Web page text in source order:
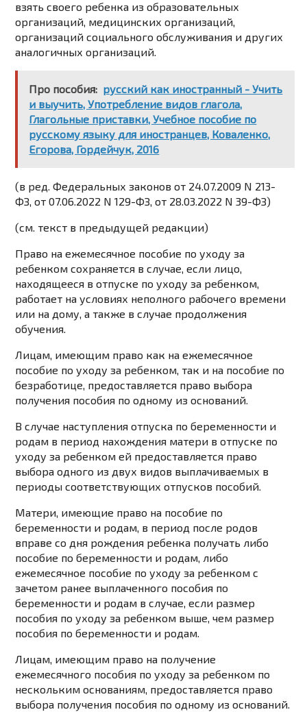
взять своего ребенка из образовательных
организаций, медицинских организаций,
организаций социального обслуживания и других
аналогичных организаций.
Про пособия: русский как иностранный - Учить
и выучить, Употребление видов глагола,
Глагольные приставки, Учебное пособие по
русскому языку для иностранцев, Коваленко,
Егорова, Гордейчук, 2016
(в ред. Федеральных законов от 24.07.2009 N 213-
ФЗ, от 07.06.2022 N 129-ФЗ, от 28.03.2022 N 39-ФЗ)
(см. текст в предыдущей редакции)
Право на ежемесячное пособие по уходу за
ребенком сохраняется в случае, если лицо,
находящееся в отпуске по уходу за ребенком,
работает на условиях неполного рабочего времени
или на дому, а также в случае продолжения
обучения.
Лицам, имеющим право как на ежемесячное
пособие по уходу за ребенком, так и на пособие по
безработице, предоставляется право выбора
получения пособия по одному из оснований.
В случае наступления отпуска по беременности и
родам в период нахождения матери в отпуске по
уходу за ребенком ей предоставляется право
выбора одного из двух видов выплачиваемых в
периоды соответствующих отпусков пособий.
Матери, имеющие право на пособие по
беременности и родам, в период после родов
вправе со дня рождения ребенка получать либо
пособие по беременности и родам, либо
ежемесячное пособие по уходу за ребенком с
зачетом ранее выплаченного пособия по
беременности и родам в случае, если размер
пособия по уходу за ребенком выше, чем размер
пособия по беременности и родам.
Лицам, имеющим право на получение
ежемесячного пособия по уходу за ребенком по
нескольким основаниям, предоставляется право
выбора получения пособия по одному из оснований.